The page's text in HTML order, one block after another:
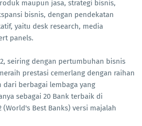
maupun jasa, strategi bisnis,
bisnis, dengan pendekatan
yaitu desk research, media
panels.
seiring dengan pertumbuhan bisnis
prestasi cemerlang dengan raihan
dari berbagai lembaga yang
sebagai 20 Bank terbaik di
(World's Best Banks) versi majalah